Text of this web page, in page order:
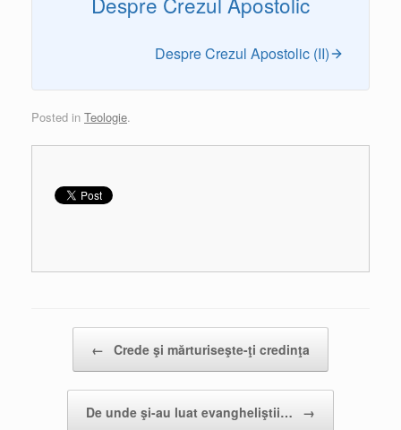
Despre Crezul Apostolic (II)
Posted in Teologie.
← Crede şi mărturiseşte-ţi credinţa
De unde şi-au luat evangheliştii… →